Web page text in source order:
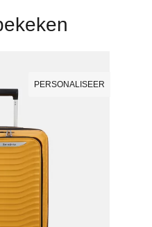
PERSONALISEER